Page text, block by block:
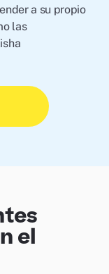
a su propio
las
el